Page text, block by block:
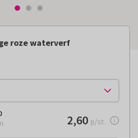
roze waterverf
€ 2,60per stuk
2,60 p/st.